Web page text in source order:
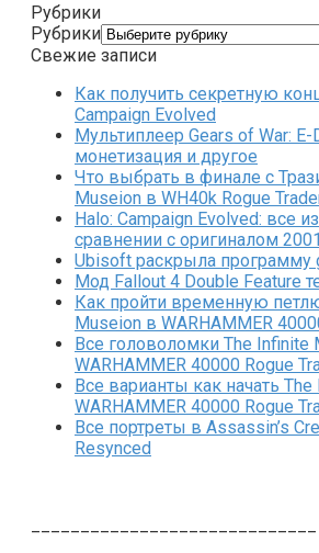
Рубрики
Рубрики
Свежие записи
Как получить секретную
Campaign Evolved
Мультиплеер Gears of War: E-
монетизация и другое
Что выбрать в финале с
Museion в WH40k Rogue
Halo: Campaign Evolved: все
сравнении с оригиналом
Ubisoft раскрыла программу
Мод Fallout 4 Double Feature
Как пройти временную
Museion в WARHAMMER
Все головоломки The Infinite
WARHAMMER 40000 Rogue
Все варианты как начать
WARHAMMER 40000 Rogue
Все портреты в Assassin’s
Resynced